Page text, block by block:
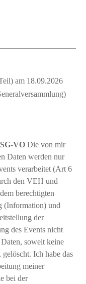
am 18.09.2026
VO Die von mir
Daten werden nur
verarbeitet (Art 6
den VEH und
berechtigten
(Information) und
der
des Events nicht
soweit keine
gelöscht. Ich habe das
meiner
bei der